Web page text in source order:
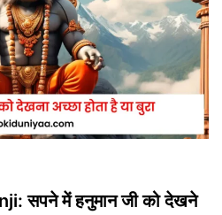
सपने में हनुमान जी को देखने